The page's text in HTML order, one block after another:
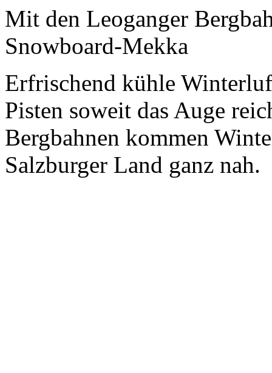
Mit den Leoganger
Snowboard-Mekka
Erfrischend kühle
Pisten soweit das Auge
Bergbahnen kommen
Salzburger Land ganz nah.